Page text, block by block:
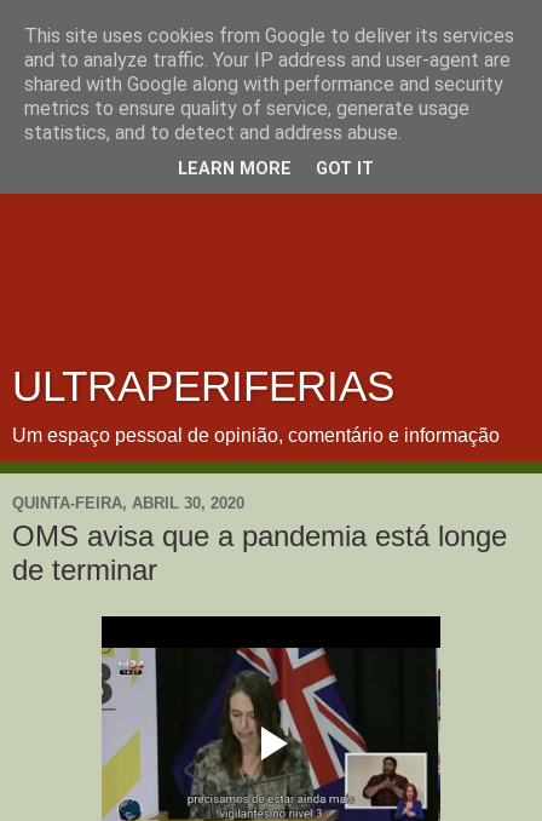
ULTRAPERIFERIAS
Um espaço pessoal de opinião, comentário e informação
QUINTA-FEIRA, ABRIL 30, 2020
OMS avisa que a pandemia está longe
de terminar
This site uses cookies from Google to deliver its services
and to analyze traffic. Your IP address and user-agent are
shared with Google along with performance and security
metrics to ensure quality of service, generate usage
statistics, and to detect and address abuse.
LEARN MORE GOT IT